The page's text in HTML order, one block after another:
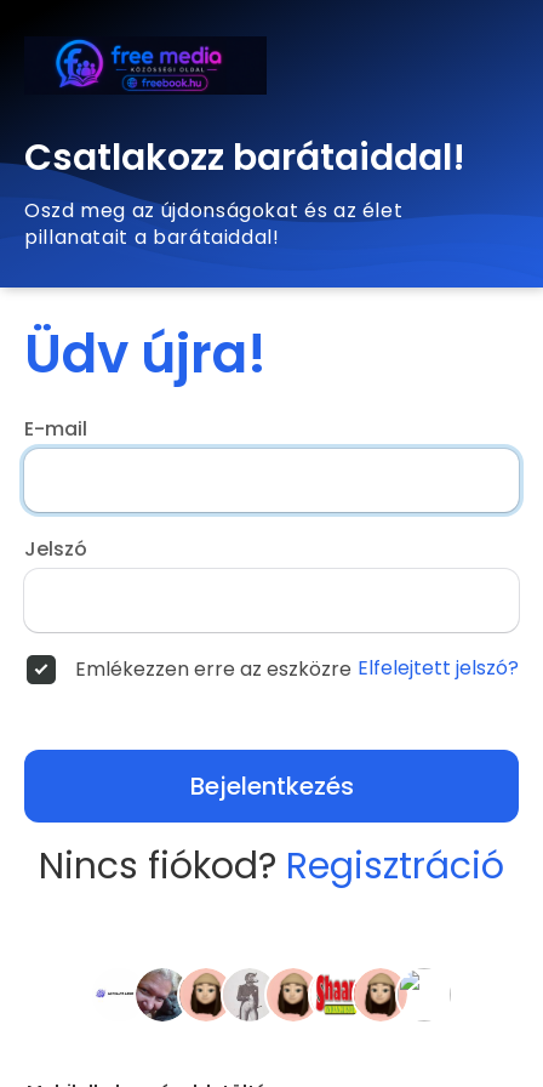
Csatlakozz barátaiddal!
Oszd meg az újdonságokat és az élet
pillanatait a barátaiddal!
Üdv újra!
E-mail
Jelszó
Emlékezzen erre az eszközre Elfelejtett jelszó?
Bejelentkezés
Nincs fiókod? Regisztráció